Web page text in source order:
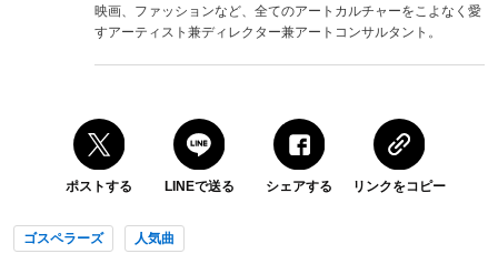
映画、ファッションなど、全てのアートカルチャーをこよなく愛
すアーティスト兼ディレクター兼アートコンサルタント。
ポストする LINEで送る シェアする リンクをコピー
ゴスペラーズ 人気曲